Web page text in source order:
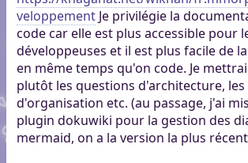
veloppementJe privilégie la
code car elle est plus accessible pour
développeuses et il est plus facile de
en même temps qu'on code. Je
plutôt les questions d'architecture,
d'organisation etc. (au passage, j'ai
plugin dokuwiki pour la gestion des
mermaid, on a la version la plus